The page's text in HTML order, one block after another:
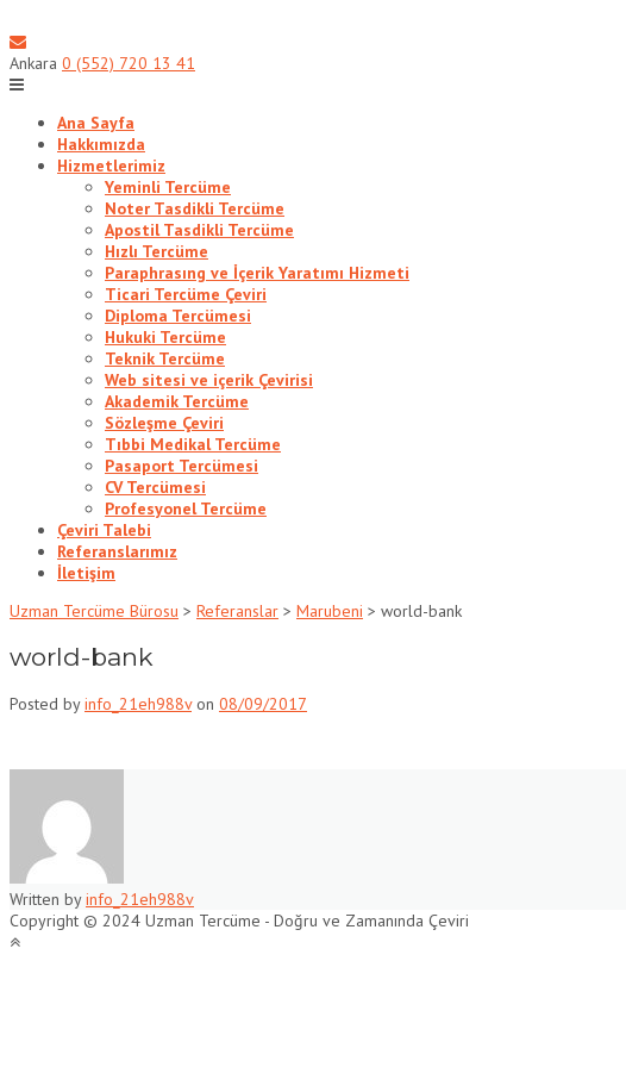
to
content
Ankara 0 (552) 720 13 41
Ana Sayfa
Hakkımızda
Hizmetlerimiz
Yeminli Tercüme
Noter Tasdikli Tercüme
Apostil Tasdikli Tercüme
Hızlı Tercüme
Paraphrasıng ve İçerik Yaratımı Hizmeti
Ticari Tercüme Çeviri
Diploma Tercümesi
Hukuki Tercüme
Teknik Tercüme
Web sitesi ve içerik Çevirisi
Akademik Tercüme
Sözleşme Çeviri
Tıbbi Medikal Tercüme
Pasaport Tercümesi
CV Tercümesi
Profesyonel Tercüme
Çeviri Talebi
Referanslarımız
İletişim
Uzman Tercüme Bürosu > Referanslar > Marubeni > world-bank
world-bank
Posted byinfo_21eh988von 08/09/2017
Written byinfo_21eh988v
Copyright © 2024 Uzman Tercüme - Doğru ve Zamanında Çeviri